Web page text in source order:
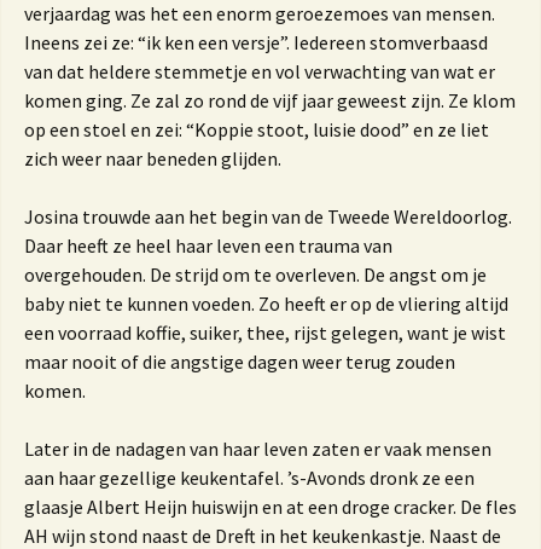
verjaardag was het een enorm geroezemoes van mensen.
Ineens zei ze: “ik ken een versje”. Iedereen stomverbaasd
van dat heldere stemmetje en vol verwachting van wat er
komen ging. Ze zal zo rond de vijf jaar geweest zijn. Ze klom
op een stoel en zei: “Koppie stoot, luisie dood” en ze liet
zich weer naar beneden glijden.
Josina trouwde aan het begin van de Tweede Wereldoorlog.
Daar heeft ze heel haar leven een trauma van
overgehouden. De strijd om te overleven. De angst om je
baby niet te kunnen voeden. Zo heeft er op de vliering altijd
een voorraad koffie, suiker, thee, rijst gelegen, want je wist
maar nooit of die angstige dagen weer terug zouden
komen.
Later in de nadagen van haar leven zaten er vaak mensen
aan haar gezellige keukentafel. ’s-Avonds dronk ze een
glaasje Albert Heijn huiswijn en at een droge cracker. De fles
AH wijn stond naast de Dreft in het keukenkastje. Naast de